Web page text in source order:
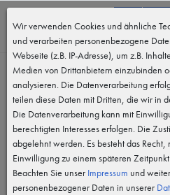
MENÜ
Wir verwenden Cookies und ähnliche
und verarbeiten personenbezogene
Webseite (z.B. IP-Adresse), um z.B.
Medien von Drittanbietern einzubinden
analysieren. Die Datenverarbeitung
teilen diese Daten mit Dritten, die wir in
Die Datenverarbeitung kann mit
berechtigten Interesses erfolgen. Die
abgelehnt werden. Es besteht das
Einwilligung zu einem späteren
Beachten Sie unser Impressum und
personenbezogener Daten in unserer